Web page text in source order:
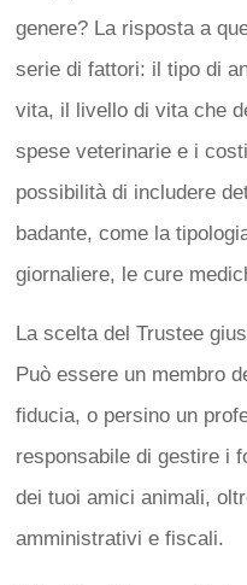
genere? La risposta a
serie di fattori: il tipo di
vita, il livello di vita che
spese veterinarie e i
possibilità di includere
badante, come la
giornaliere, le cure
La scelta del Trustee
Può essere un membro
fiducia, o persino un
responsabile di gestire i
dei tuoi amici animali,
amministrativi e fiscali.